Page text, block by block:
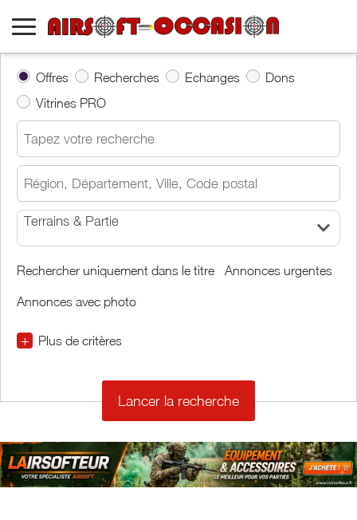
Offres Recherches Echanges
Dons
Vitrines PRO
Terrains & Partie
Rechercher uniquement dans le titre Annonces urgentes
Annonces avec photo
€
+ Plus de critères